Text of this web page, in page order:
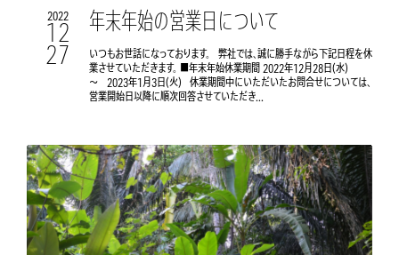
2022
12
27
年末年始の営業日について
いつもお世話になっております。 弊社では、誠に勝手ながら下記日程を休
業させていただきます。 ■年末年始休業期間 2022年12月28日(水)
～ 2023年1月3日(火) 休業期間中にいただいたお問合せについては、
営業開始日以降に順次回答させていただき...